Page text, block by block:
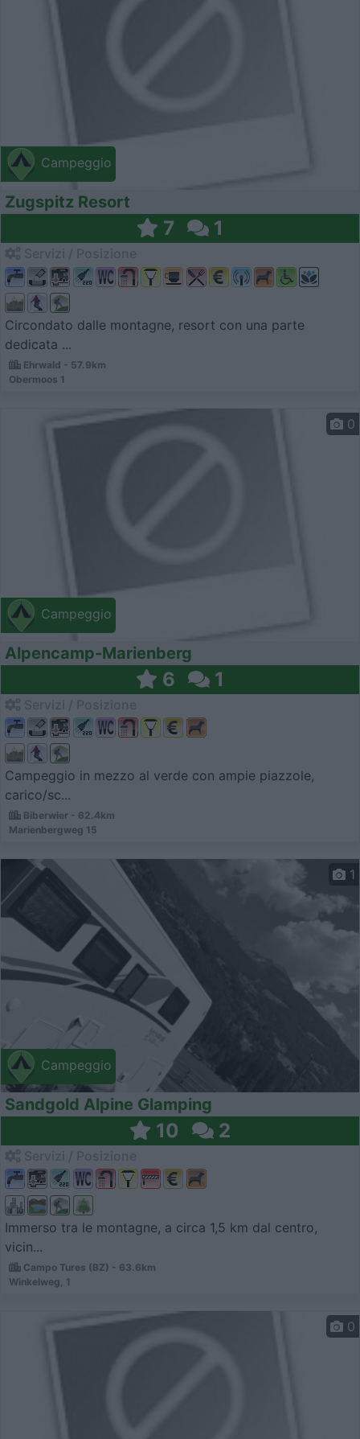
Campeggio
Zugspitz Resort
7 1
Circondato dalle montagne, resort con una parte
dedicata ...
Ehrwald - 57.9km
Obermoos 1
Campeggio
0
Alpencamp-Marienberg
6 1
Campeggio in mezzo al verde con ampie piazzole,
carico/sc...
Biberwier - 62.4km
Marienbergweg 15
Campeggio
1
Sandgold Alpine Glamping
10 2
Immerso tra le montagne, a circa 1,5 km dal centro,
vicin...
Campo Tures (BZ) - 63.6km
Winkelweg, 1
0